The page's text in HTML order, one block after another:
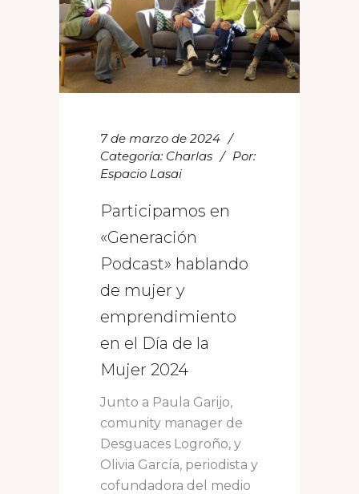
7 de marzo de 2024
Categoría: Charlas
Por:
Espacio Lasai
Participamos en
«Generación
Podcast» hablando
de mujer y
emprendimiento
en el Día de la
Mujer 2024
Junto a Paula Garijo,
comunity manager de
Desguaces Logroño, y
Olivia García, periodista y
cofundadora del medio